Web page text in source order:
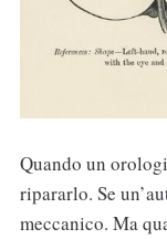
Quando un
ripararlo. Se
meccanico. Ma